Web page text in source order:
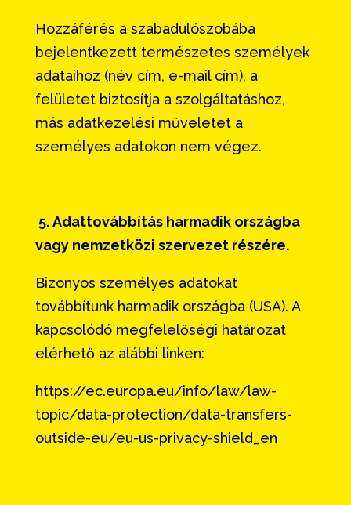
Hozzáférés a szabadulószobába
bejelentkezett természetes személyek
adataihoz (név cím, e-mail cím), a
felületet biztosítja a szolgáltatáshoz,
más adatkezelési műveletet a
személyes adatokon nem végez.
5. Adattovábbítás harmadik országba
vagy nemzetközi szervezet részére.
Bizonyos személyes adatokat
továbbítunk harmadik országba (USA). A
kapcsolódó megfelelőségi határozat
elérhető az alábbi linken:
https://ec.europa.eu/info/law/law-
topic/data-protection/data-transfers-
outside-eu/eu-us-privacy-shield_en